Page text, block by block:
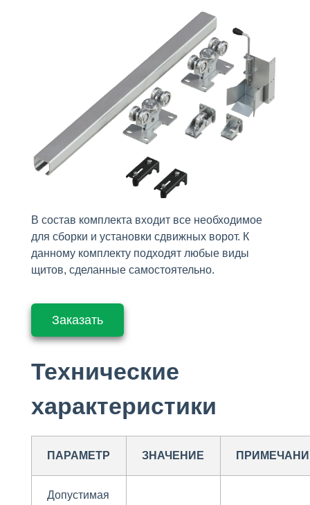
В состав комплекта входит все необходимое
для сборки и установки сдвижных ворот. К
данному комплекту подходят любые виды
щитов, сделанные самостоятельно.
Заказать
Технические
характеристики
ПАРАМЕТР ЗНАЧЕНИЕ
Допустимая